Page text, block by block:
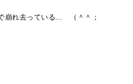
崩れ去っている…　（＾＾；